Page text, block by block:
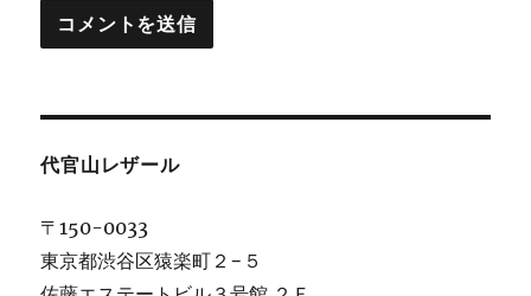
代官山レザール
〒150-0033
東京都渋谷区猿楽町２−５